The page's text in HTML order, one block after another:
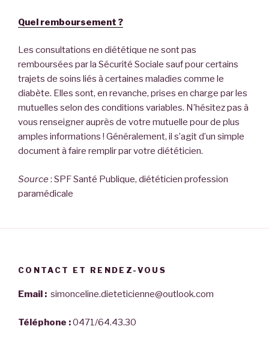
Quel remboursement ?
Les consultations en diététique ne sont pas
remboursées par la Sécurité Sociale sauf pour certains
trajets de soins liés à certaines maladies comme le
diabète. Elles sont, en revanche, prises en charge par les
mutuelles selon des conditions variables. N’hésitez pas à
vous renseigner auprès de votre mutuelle pour de plus
amples informations ! Généralement, il s’agit d’un simple
document à faire remplir par votre diététicien.
Source: SPF Santé Publique, diététicien profession
paramédicale
CONTACT ET RENDEZ-VOUS
Email : simonceline.dieteticienne@outlook.com
Téléphone :0471/64.43.30